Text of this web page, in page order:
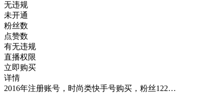
无违规
未开通
粉丝数
点赞数
有无违规
直播权限
立即购买
详情
2016年注册账号，时尚类快手号购买，粉丝122…